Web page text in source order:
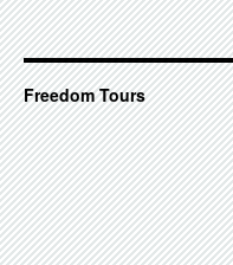
Freedom Tours